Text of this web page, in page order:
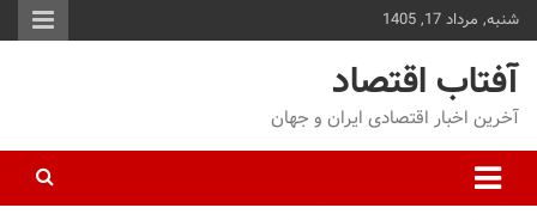
شنبه, مرداد 17, 1405
آفتاب اقتصاد
آخرین اخبار اقتصادی ایران و جهان